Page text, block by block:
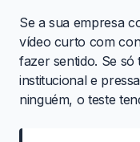
Se a sua empresa
vídeo curto com
fazer sentido. Se só
institucional e
ninguém, o teste